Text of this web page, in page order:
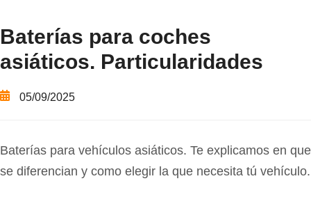
Baterías para coches
asiáticos. Particularidades
05/09/2025
Baterías para vehículos asiáticos. Te explicamos en que
se diferencian y como elegir la que necesita tú vehículo.